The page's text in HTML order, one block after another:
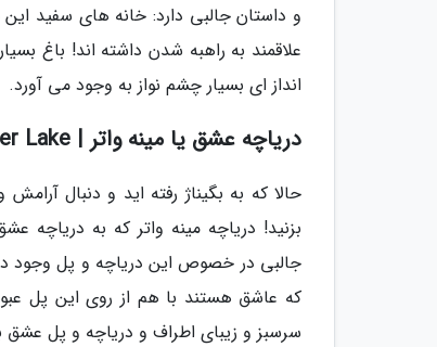
و داستان جالبی دارد: خانه های سفید
علاقمند به راهبه شدن داشته اند! باغ
انداز ای بسیار چشم نواز به وجود می آورد.
دریاچه عشق یا مینه واتر | Minnewater Lake
حالا که به بگیناژ رفته اید و دنبال
بزنید! دریاچه مینه واتر که به دریاچه
جالبی در خصوص این دریاچه و پل وجود
که عاشق هستند با هم از روی این پل
سرسبز و زیبای اطراف و دریاچه و پل عشق